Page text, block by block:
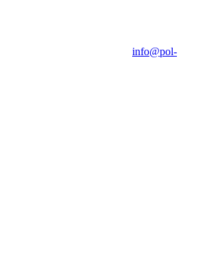
info@pol-